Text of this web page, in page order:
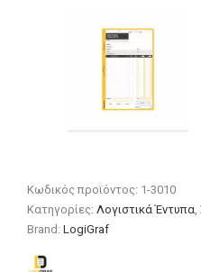
Κωδικός προϊόντος: 1-3010
Κατηγορίες:Λογιστικά Έντυπα,
Brand:LogiGraf